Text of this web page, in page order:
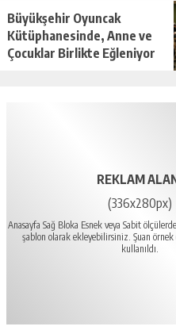
Büyükşehir Oyuncak
Kütüphanesinde, Anne ve
Çocuklar Birlikte Eğleniyor
REKLAM
(336x280px)
Anasayfa Sağ Bloka Esnek veya Sabit ölçülerde
şablon olarak ekleyebilirsiniz. Şuan örnek
kullanıldı.